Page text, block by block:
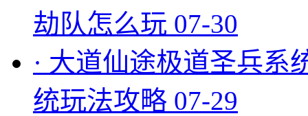
劫队怎么玩 07-30
· 大道仙途极道圣兵系
统玩法攻略 07-29